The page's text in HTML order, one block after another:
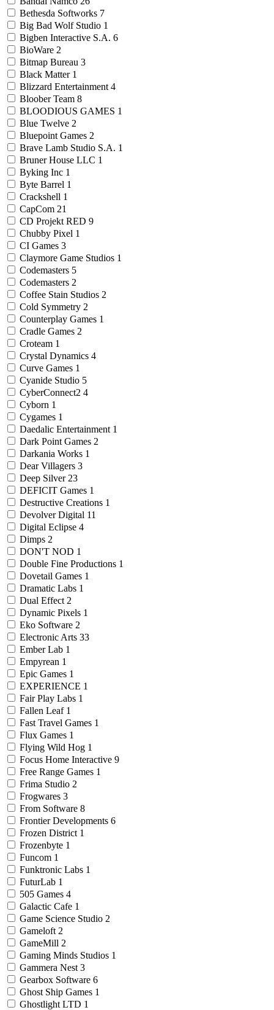
Bethesda Softworks 7
Big Bad Wolf Studio 1
Bigben Interactive S.A. 6
BioWare 2
Bitmap Bureau 3
Black Matter 1
Blizzard Entertainment 4
Bloober Team 8
BLOODIOUS GAMES 1
Blue Twelve 2
Bluepoint Games 2
Brave Lamb Studio S.A. 1
Bruner House LLC 1
Byking Inc 1
Byte Barrel 1
Crackshell 1
CapCom 21
CD Projekt RED 9
Chubby Pixel 1
CI Games 3
Claymore Game Studios 1
Codemasters 5
Codemasters 2
Coffee Stain Studios 2
Cold Symmetry 2
Counterplay Games 1
Cradle Games 2
Croteam 1
Crystal Dynamics 4
Curve Games 1
Cyanide Studio 5
CyberConnect2 4
Cyborn 1
Cygames 1
Daedalic Entertainment 1
Dark Point Games 2
Darkania Works 1
Dear Villagers 3
Deep Silver 23
DEFICIT Games 1
Destructive Creations 1
Devolver Digital 11
Digital Eclipse 4
Dimps 2
DON'T NOD 1
Double Fine Productions 1
Dovetail Games 1
Dramatic Labs 1
Dual Effect 2
Dynamic Pixels 1
Eko Software 2
Electronic Arts 33
Ember Lab 1
Empyrean 1
Epic Games 1
EXPERIENCE 1
Fair Play Labs 1
Fallen Leaf 1
Fast Travel Games 1
Flux Games 1
Flying Wild Hog 1
Focus Home Interactive 9
Free Range Games 1
Frima Studio 2
Frogwares 3
From Software 8
Frontier Developments 6
Frozen District 1
Frozenbyte 1
Funcom 1
Funktronic Labs 1
FuturLab 1
505 Games 4
Galactic Cafe 1
Game Science Studio 2
Gameloft 2
GameMill 2
Gaming Minds Studios 1
Gammera Nest 3
Gearbox Software 6
Ghost Ship Games 1
Ghostlight LTD 1